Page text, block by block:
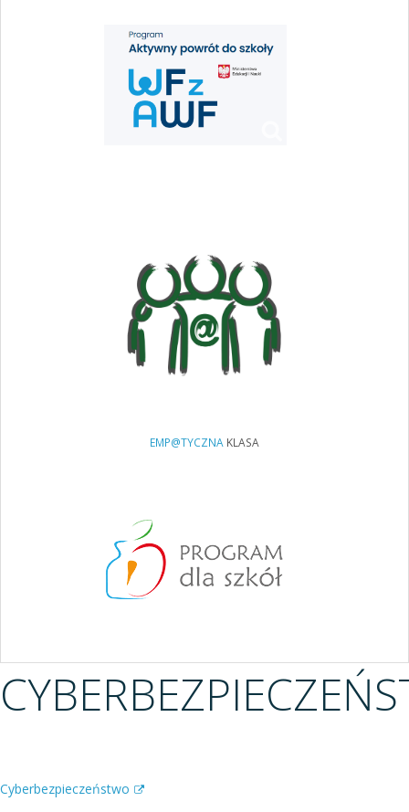
EMP@TYCZNA KLASA
Cyberbezpieczeństwo